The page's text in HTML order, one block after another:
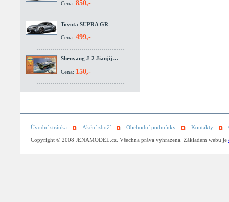
Cena: 850,-
Toyota SUPRA GR
Cena: 499,-
Shenyang J-2 Jianjij…
Cena: 150,-
Úvodní stránka Akční zboží Obchodní podmínky Kontakty
Copyright © 2008 JENAMODEL.cz. Všechna práva vyhrazena. Základem webu je